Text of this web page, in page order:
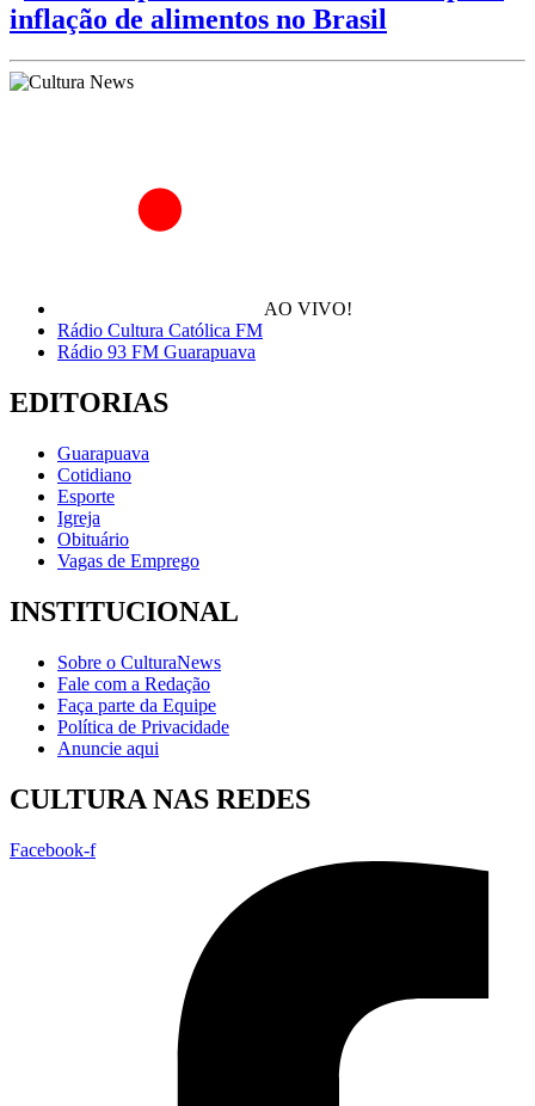
inflação de alimentos no Brasil
AO VIVO!
Rádio Cultura Católica FM
Rádio 93 FM Guarapuava
EDITORIAS
Guarapuava
Cotidiano
Esporte
Igreja
Obituário
Vagas de Emprego
INSTITUCIONAL
Sobre o CulturaNews
Fale com a Redação
Faça parte da Equipe
Política de Privacidade
Anuncie aqui
CULTURA NAS REDES
Facebook-f